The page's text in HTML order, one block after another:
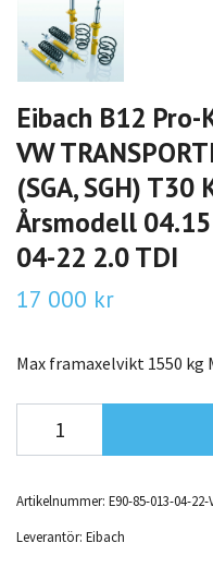
Eibach B12
VW
(SGA, SGH)
Årsmodell
04-22 2.0 TDI
17 000 kr
Max framaxelvikt 1550 kg
Artikelnummer: E90-85-013-04-22-
Leverantör: Eibach